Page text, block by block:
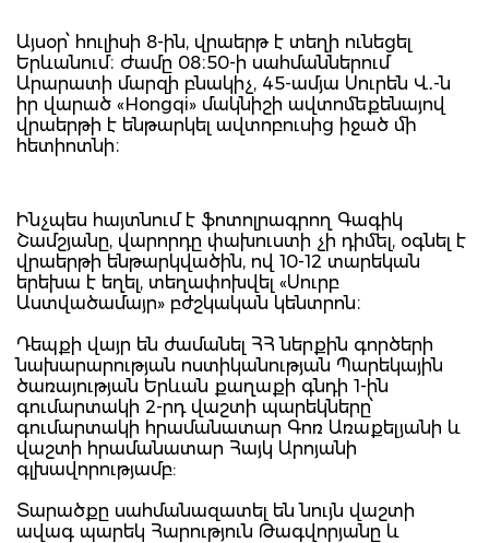
Այսօր՝ հուլիսի 8-ին, վրաերթ է տեղի ունեցել
Երևանում։ Ժամը 08։50-ի սահմաններում
Արարատի մարզի բնակիչ, 45-ամյա Սուրեն Վ․-ն
իր վարած «Hongqi» մակնիշի ավտոմեքենայով
վրաերթի է ենթարկել ավտոբուսից իջած մի
հետիոտնի։
Ինչպես հայտնում է ֆոտոլրագրող Գագիկ
Շամշյանը, վարորդը փախուստի չի դիմել, օգնել է
վրաերթի ենթարկվածին, ով 10-12 տարեկան
երեխա է եղել, տեղափոխվել «Սուրբ
Աստվածամայր» բժշկական կենտրոն։
Դեպքի վայր են ժամանել ՀՀ ներքին գործերի
նախարարության ոստիկանության Պարեկային
ծառայության Երևան քաղաքի գնդի 1-ին
գումարտակի 2-րդ վաշտի պարեկները՝
գումարտակի հրամանատար Գոռ Առաքելյանի և
վաշտի հրամանատար Հայկ Արոյանի
գլխավորությամբ:
Տարածքը սահմանազատել են նույն վաշտի
ավագ պարեկ Հարություն Թագվորյանը և